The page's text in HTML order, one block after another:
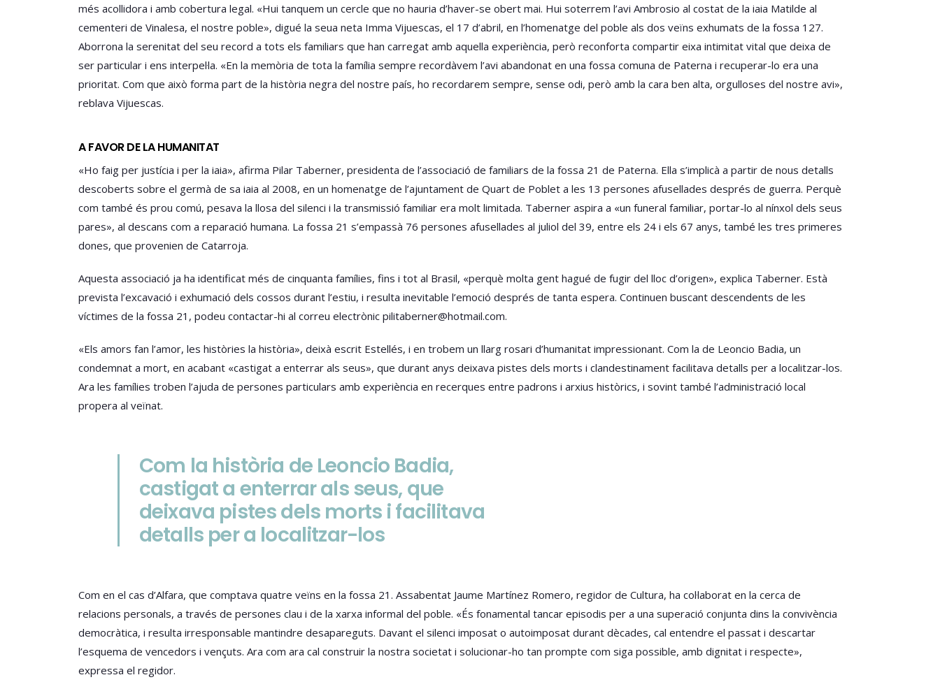
més acollidora i amb cobertura legal. «Hui tanquem un cercle que no hauria d’haver-se obert mai. Hui soterrem l’avi Ambrosio al costat de la iaia Matilde al
cementeri de Vinalesa, el nostre poble», digué la seua neta Imma Vijuescas, el 17 d’abril, en l’homenatge del poble als dos veïns exhumats de la fossa 127.
Aborrona la serenitat del seu record a tots els familiars que han carregat amb aquella experiència, però reconforta compartir eixa intimitat vital que deixa de
ser particular i ens interpel·la. «En la memòria de tota la família sempre recordàvem l’avi abandonat en una fossa comuna de Paterna i recuperar-lo era una
prioritat. Com que això forma part de la història negra del nostre país, ho recordarem sempre, sense odi, però amb la cara ben alta, orgulloses del nostre avi»,
reblava Vijuescas.
A FAVOR DE LA HUMANITAT
«Ho faig per justícia i per la iaia», afirma Pilar Taberner, presidenta de l’associació de familiars de la fossa 21 de Paterna. Ella s’implicà a partir de nous detalls
descoberts sobre el germà de sa iaia al 2008, en un homenatge de l’ajuntament de Quart de Poblet a les 13 persones afusellades després de guerra. Perquè
com també és prou comú, pesava la llosa del silenci i la transmissió familiar era molt limitada. Taberner aspira a «un funeral familiar, portar-lo al nínxol dels seus
pares», al descans com a reparació humana. La fossa 21 s’empassà 76 persones afusellades al juliol del 39, entre els 24 i els 67 anys, també les tres primeres
dones, que provenien de Catarroja.
Aquesta associació ja ha identificat més de cinquanta famílies, fins i tot al Brasil, «perquè molta gent hagué de fugir del lloc d’origen», explica Taberner. Està
prevista l’excavació i exhumació dels cossos durant l’estiu, i resulta inevitable l’emoció després de tanta espera. Continuen buscant descendents de les
víctimes de la fossa 21, podeu contactar-hi al correu electrònic pilitaberner@hotmail.com.
«Els amors fan l’amor, les històries la història», deixà escrit Estellés, i en trobem un llarg rosari d’humanitat impressionant. Com la de Leoncio Badia, un
condemnat a mort, en acabant «castigat a enterrar als seus», que durant anys deixava pistes dels morts i clandestinament facilitava detalls per a localitzar-los.
Ara les famílies troben l’ajuda de persones particulars amb experiència en recerques entre padrons i arxius històrics, i sovint també l’administració local
propera al veïnat.
Com la història de Leoncio Badia,
castigat a enterrar als seus, que
deixava pistes dels morts i facilitava
detalls per a localitzar-los
Com en el cas d’Alfara, que comptava quatre veïns en la fossa 21. Assabentat Jaume Martínez Romero, regidor de Cultura, ha col·laborat en la cerca de
relacions personals, a través de persones clau i de la xarxa informal del poble. «És fonamental tancar episodis per a una superació conjunta dins la convivència
democràtica, i resulta irresponsable mantindre desapareguts. Davant el silenci imposat o autoimposat durant dècades, cal entendre el passat i descartar
l’esquema de vencedors i vençuts. Ara com ara cal construir la nostra societat i solucionar-ho tan prompte com siga possible, amb dignitat i respecte»,
expressa el regidor.